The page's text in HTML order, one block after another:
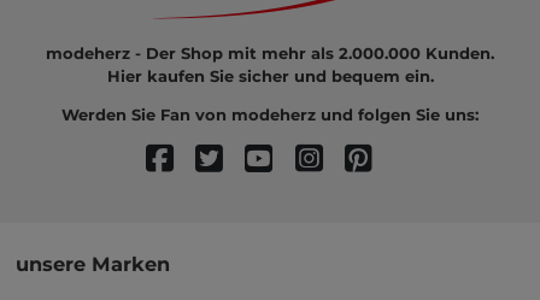
modeherz - Der Shop mit mehr als 2.000.000 Kunden.
Hier kaufen Sie sicher und bequem ein.
Werden Sie Fan von modeherz und folgen Sie uns:
unsere Marken